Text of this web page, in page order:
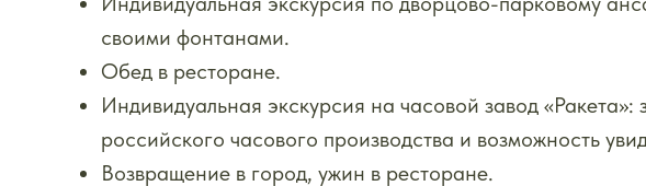
своими фонтанами.
Обед в ресторане.
Индивидуальная экскурсия на часовой завод «Ракета»:
российского часового производства и возможность
Возвращение в город, ужин в ресторане.